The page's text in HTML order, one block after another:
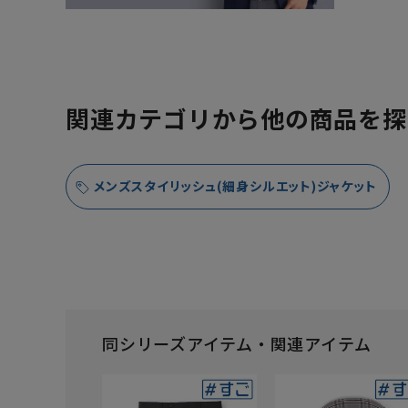
関連カテゴリから他の商品を
メンズスタイリッシュ(細身シルエット)ジャケット
同シリーズアイテム・関連アイテム